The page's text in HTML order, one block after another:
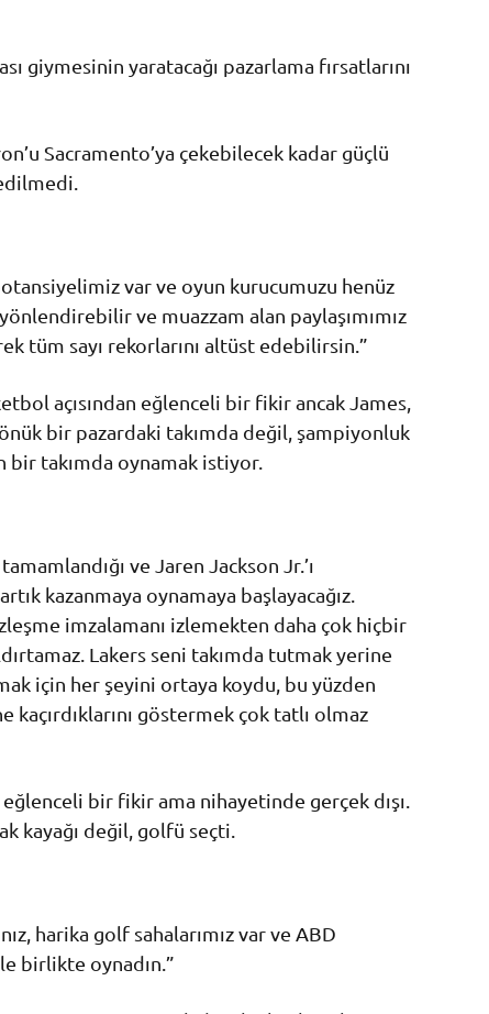
giymesinin yaratacağı pazarlama fırsatlarını
Sacramento’ya çekebilecek kadar güçlü
var ve oyun kurucumuzu henüz
ve muazzam alan paylaşımımız
tüm sayı rekorlarını altüst edebilirsin.”
açısından eğlenceli bir fikir ancak James,
bir pazardaki takımda değil, şampiyonluk
bir takımda oynamak istiyor.
ve Jaren Jackson Jr.’ı
kazanmaya oynamaya başlayacağız.
imzalamanı izlemekten daha çok hiçbir
Lakers seni takımda tutmak yerine
için her şeyini ortaya koydu, bu yüzden
kaçırdıklarını göstermek çok tatlı olmaz
eğlenceli bir fikir ama nihayetinde gerçek dışı.
kayağı değil, golfü seçti.
harika golf sahalarımız var ve ABD
birlikte oynadın.”